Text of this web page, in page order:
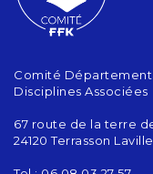
Comité
Disciplines Associées
67 route de la terre
24120 Terrasson